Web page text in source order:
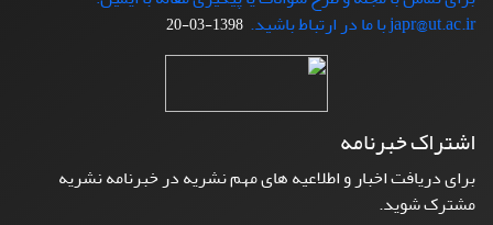
japr@ut.ac.ir با ما در ارتباط باشید.
1398-03-20
اشتراک خبرنامه
برای دریافت اخبار و اطلاعیه های مهم نشریه در خبرنامه نشریه
مشترک شوید.